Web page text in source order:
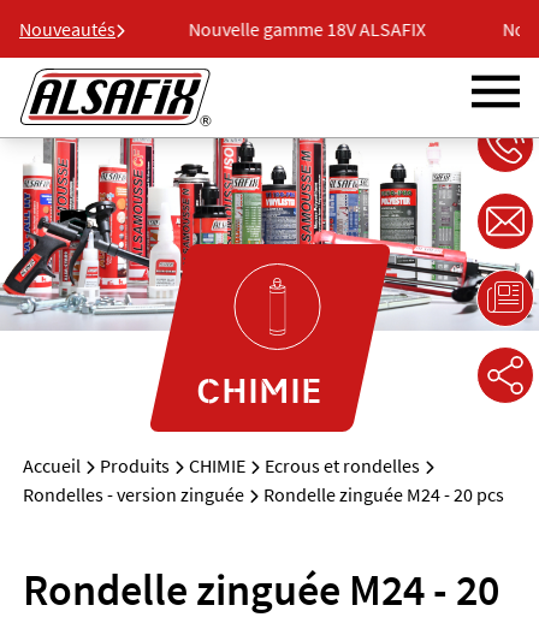
Nouveautés
ALSAFIX Nouvelle gamme 18V ALSAFIX
CHIMIE
Accueil Produits CHIMIE
Ecrous et rondelles
Rondelles - version zinguée
Rondelle zinguée M24 - 20 pcs
Rondelle zinguée M24 - 20